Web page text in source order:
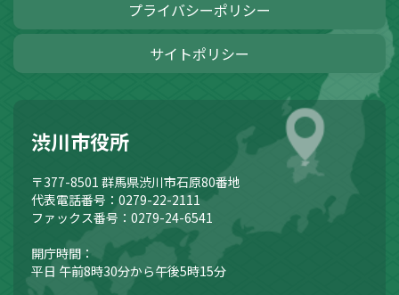
プライバシーポリシー
サイトポリシー
渋川市役所
〒377-8501 群馬県渋川市石原80番地
代表電話番号：0279-22-2111
ファックス番号：0279-24-6541
開庁時間：
平日 午前8時30分から午後5時15分